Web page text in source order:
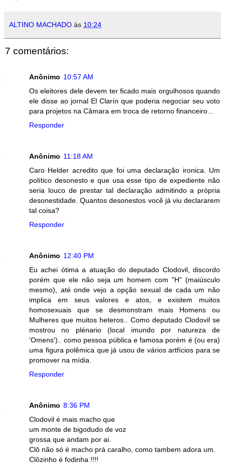
ALTINO MACHADO às 10:24
7 comentários:
Anônimo 10:57 AM
Os eleitores dele devem ter ficado mais orgulhosos quando
ele disse ao jornal El Clarín que poderia negociar seu voto
para projetos na Câmara em troca de retorno financeiro...
Responder
Anônimo 11:18 AM
Caro Helder acredito que foi uma declaração ironica. Um
político desonesto e que usa esse tipo de expediente não
seria louco de prestar tal declaração admitindo a própria
desonestidade. Quantos desonestos você já viu declararem
tal coisa?
Responder
Anônimo 12:40 PM
Eu achei ótima a atuação do deputado Clodovil, discordo
porém que ele não seja um homem com "H" (maiúsculo
mesmo), até onde vejo a opção sexual de cada um não
implica em seus valores e atos, e existem muitos
homosexuais que se desmonstram mais Homens ou
Mulheres que muitos heteros.. Como deputado Clodovil se
mostrou no plénario (local imundo por natureza de
'Omens').. como pessoa pública e famosa porém é (ou era)
uma figura polêmica que já usou de vários artfícios para se
promover na mídia.
Responder
Anônimo 8:36 PM
Clodovil é mais macho que
um monte de bigodudo de voz
grossa que andam por ai.
Clô não só é macho prá caralho, como tambem adora um.
Clôzinho é fodinha !!!!